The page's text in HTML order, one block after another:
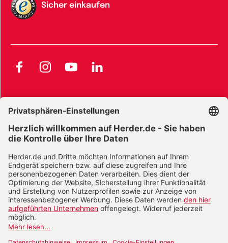
Sicher einkaufen
FacebookInstagramYouTubeLinkedIn
Widerrufsbelehrung E-Books
Widerrufsbelehrung Zeitschriften Datenschutz
Datenschutz Social Media Barrierefreiheit
Vertrag widerrufen